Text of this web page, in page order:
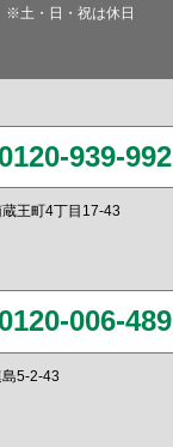
※土・日・祝は休日
0120-939-992
王町4丁目17-43
0120-006-489
5-2-43